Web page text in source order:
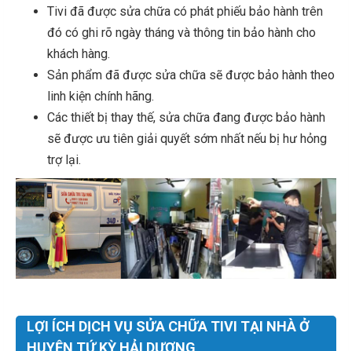
Tivi đã được sửa chữa có phát phiếu bảo hành trên
đó có ghi rõ ngày tháng và thông tin bảo hành cho
khách hàng.
Sản phẩm đã được sửa chữa sẽ được bảo hành theo
linh kiện chính hãng.
Các thiết bị thay thế, sửa chữa đang được bảo hành
sẽ được ưu tiên giải quyết sớm nhất nếu bị hư hỏng
trợ lại.
LỢI ÍCH DỊCH VỤ SỬA CHỮA TIVI TẠI NHÀ Ở
HUYỆN TỨ KỲ HẢI DƯƠNG